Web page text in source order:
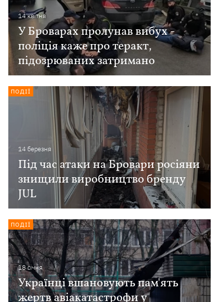
14 квiтня
У Броварах пролунав вибух -
поліція каже про теракт,
підозрюваних затримано
14 березня
Під час атаки на Бровари росіяни
знищили виробництво бренду
JUL
ПОДІЇ
18 сiчня
Українці вшановують пам'ять
жертв авіакатастрофи у
ПОДІЇ